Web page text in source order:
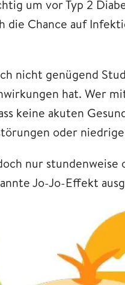
um vor Typ 2
die Chance auf
nicht genügend
hat. Wer
keine akuten
oder
nur stundenweise
Jo-Jo-Effekt